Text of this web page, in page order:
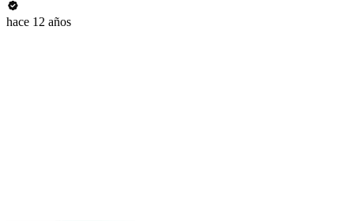
hace 12 años